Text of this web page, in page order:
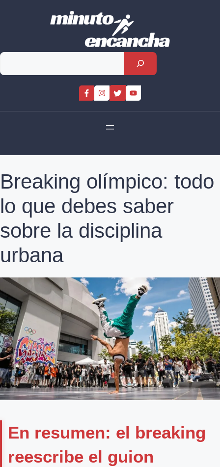
Rechercher
Breaking olímpico: todo
lo que debes saber
sobre la disciplina
urbana
En resumen: el breaking
reescribe el guion